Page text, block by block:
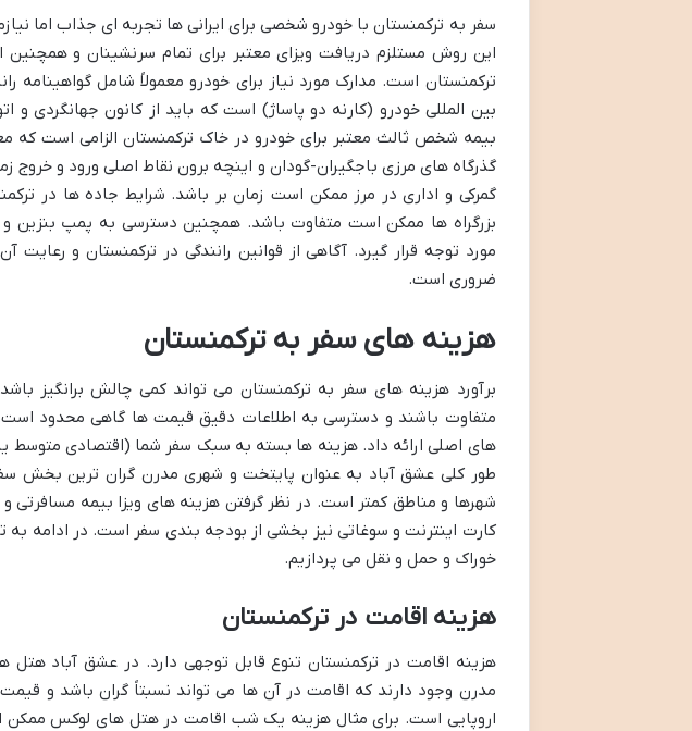
سفر به ترکمنستان با خودرو شخصی برای ایرانی ها تجربه ای جذاب اما
این روش مستلزم دریافت ویزای معتبر برای تمام سرنشینان و همچنین
ترکمنستان است. مدارک مورد نیاز برای خودرو معمولاً شامل گواهینامه
بین المللی خودرو (کارنه دو پاساژ) است که باید از کانون جهانگردی و
بیمه شخص ثالث معتبر برای خودرو در خاک ترکمنستان الزامی است که
گذرگاه های مرزی باجگیران-گودان و اینچه برون نقاط اصلی ورود و
گمرکی و اداری در مرز ممکن است زمان بر باشد. شرایط جاده ها در
بزرگراه ها ممکن است متفاوت باشد. همچنین دسترسی به پمپ بنزین
مورد توجه قرار گیرد. آگاهی از قوانین رانندگی در ترکمنستان و رعایت
ضروری است.
هزینه های سفر به ترکمنستان
برآورد هزینه های سفر به ترکمنستان می تواند کمی چالش برانگیز
متفاوت باشند و دسترسی به اطلاعات دقیق قیمت ها گاهی محدود
های اصلی ارائه داد. هزینه ها بسته به سبک سفر شما (اقتصادی متوسط
طور کلی عشق آباد به عنوان پایتخت و شهری مدرن گران ترین بخش
شهرها و مناطق کمتر است. در نظر گرفتن هزینه های ویزا بیمه
کارت اینترنت و سوغاتی نیز بخشی از بودجه بندی سفر است. در ادامه
خوراک و حمل و نقل می پردازیم.
هزینه اقامت در ترکمنستان
هزینه اقامت در ترکمنستان تنوع قابل توجهی دارد. در عشق آباد
مدرن وجود دارند که اقامت در آن ها می تواند نسبتاً گران باشد و